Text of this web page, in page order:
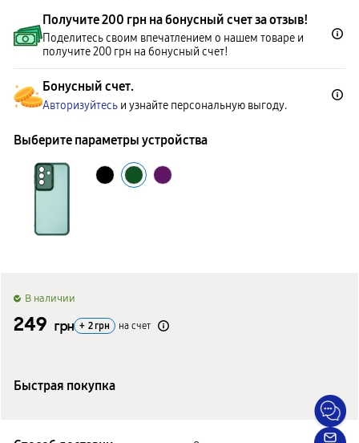
Получите 200 грн на бонусный счет за отзыв!
Поделитесь своим впечатлением о нашем товаре и
получите 200 грн на бонусный счет!
Бонусный счет.
Авторизуйтесь и узнайте персональную выгоду.
Выберите параметры устройства
B наличии
249 грн + 2 грн на счет
Быстрая покупка